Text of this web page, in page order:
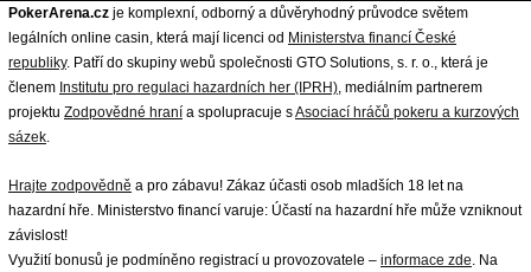
PokerArena.cz je komplexní, odborný a důvěryhodný průvodce světem
legálních online casin, která mají licenci od Ministerstva financí České
republiky. Patří do skupiny webů společnosti GTO Solutions, s. r. o., která je
členem Institutu pro regulaci hazardních her (IPRH), mediálním partnerem
projektu Zodpovědné hraní a spolupracuje sAsociací hráčů pokeru a kurzových
sázek.
Hrajte zodpovědně a pro zábavu! Zákaz účasti osob mladších 18 let na
hazardní hře. Ministerstvo financí varuje: Účastí na hazardní hře může vzniknout
závislost!
Využití bonusů je podmíněno registrací u provozovatele – informace zde. Na